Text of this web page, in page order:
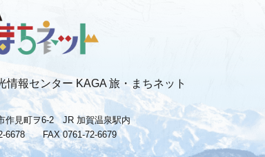
情報センター KAGA 旅・まちネット
作見町ヲ6-2 JR 加賀温泉駅内
6678
FAX 0761-72-6679